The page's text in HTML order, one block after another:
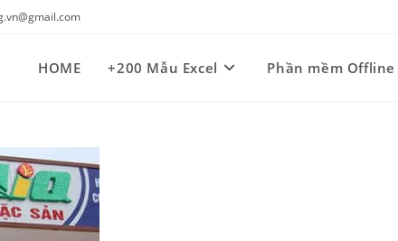
HOME +200 Mẫu Excel Phần mềm Offline